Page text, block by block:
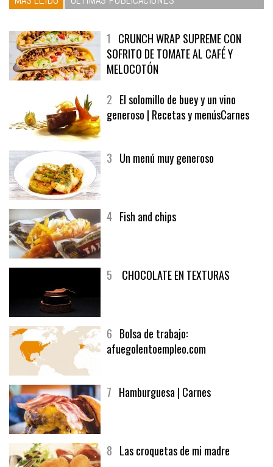
1 CRUNCH WRAP SUPREME CON
SOFRITO DE TOMATE AL CAFÉ Y
MELOCOTÓN
2 El solomillo de buey y un vino
generoso | Recetas y menúsCarnes
3 Un menú muy generoso
4 Fish and chips
5 CHOCOLATE EN TEXTURAS
6 Bolsa de trabajo:
afuegolentoempleo.com
7 Hamburguesa | Carnes
8 Las croquetas de mi madre